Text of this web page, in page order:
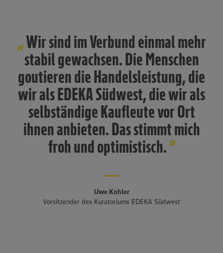
Wir sind im Verbund einmal mehr
stabil gewachsen. Die Menschen
goutieren die Handelsleistung, die
wir als EDEKA Südwest, die wir als
selbständige Kaufleute vor Ort
ihnen anbieten. Das stimmt mich
froh und optimistisch.
Uwe Kohler
Vorsitzender des Kuratoriums EDEKA Südwest